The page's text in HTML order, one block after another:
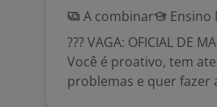
A combinar
Ensino
??? VAGA: OFICIAL DE
Você é proativo, tem
problemas e quer fazer